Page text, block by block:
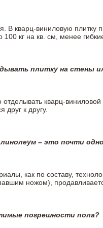
В кварц-виниловую
кг на кв. см, менее
плитку на стены
кварц-
к другу.
– это почти
как по составу,
ножом),
погрешности пола?